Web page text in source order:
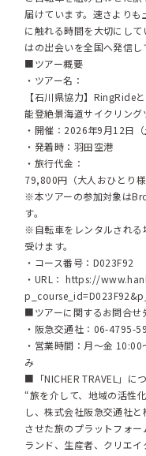
届けています。速さより
に触れる時間を大切にし
はの出会いを全国へ発信し
■ツアー概要
・ツアー名：
【石川県協力】RingRide
能登絶景海道サイクリン
・開催：2026年9月12日（
・発着時：羽田空港
・旅行代金：
79,800円（大人おひとり様
※本ツアーの参加対象は
す。
※自転車をレンタルされる
受けます。
・コース番号：D023F92
・URL：https://
■ツアーに関するお問合せ
・阪急交通社：06-4795-
・営業時間：月～金
み
■「NICHER TRAVEL」に
“旅を介して、地域の活性
し、株式会社阪急交通社
させた旅のプラットフォ
ランド、生産者、クリエイ